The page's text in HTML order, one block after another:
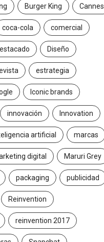
Burger King Cannes
coca-cola comercial
Diseño
estrategia
Iconic brands
innovación Innovation
artificial marcas
digital Maruri Grey
packaging publicidad
Reinvention
reinvention 2017